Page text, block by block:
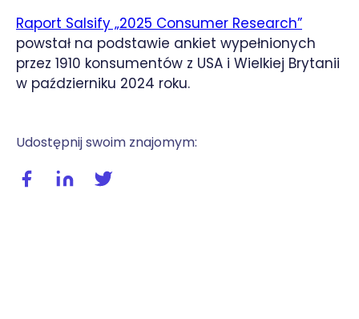
Udostępnij swoim znajomym:
Udostępnij wpis na facebooku
Udostępnij wpis na linkedIn
Raport Salsify „2025 Consumer Research”
powstał na podstawie ankiet wypełnionych
przez 1910 konsumentów z USA i Wielkiej Brytanii
w październiku 2024 roku.